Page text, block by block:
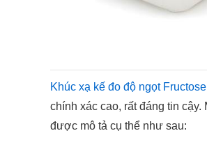
Khúc xạ kế đo độ ngọt
chính xác cao, rất đáng tin
được mô tả cụ thể như sau: